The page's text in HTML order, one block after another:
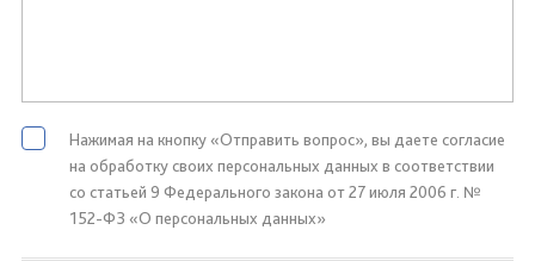
Нажимая на кнопку «Отправить вопрос», вы даете согласие
на обработку своих персональных данных в соответствии
со статьей 9 Федерального закона от 27 июля 2006 г. №
152-ФЗ «О персональных данных»